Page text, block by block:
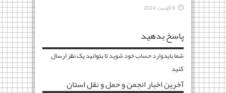
6 آگوست 2024
پاسخ بدهید
شما بایدوارد حساب خود شویدتا بتوانید یک نظر ارسال
کنید
آخرین اخبار انجمن و حمل و نقل استان